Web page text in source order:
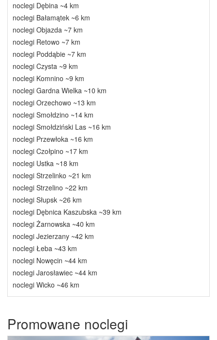
noclegi Dębina ~4 km
noclegi Bałamątek ~6 km
noclegi Objazda ~7 km
noclegi Retowo ~7 km
noclegi Poddąbie ~7 km
noclegi Czysta ~9 km
noclegi Komnino ~9 km
noclegi Gardna Wielka ~10 km
noclegi Orzechowo ~13 km
noclegi Smołdzino ~14 km
noclegi Smołdziński Las ~16 km
noclegi Przewłoka ~16 km
noclegi Czołpino ~17 km
noclegi Ustka ~18 km
noclegi Strzelinko ~21 km
noclegi Strzelino ~22 km
noclegi Słupsk ~26 km
noclegi Dębnica Kaszubska ~39 km
noclegi Żarnowska ~40 km
noclegi Jezierzany ~42 km
noclegi Łeba ~43 km
noclegi Nowęcin ~44 km
noclegi Jarosławiec ~44 km
noclegi Wicko ~46 km
Promowane noclegi